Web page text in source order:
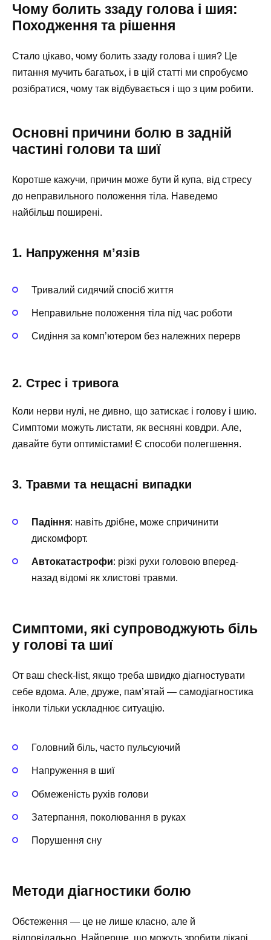
Чому болить ззаду голова і шия:
Походження та рішення
Стало цікаво, чому болить ззаду голова і шия? Це
питання мучить багатьох, і в цій статті ми спробуємо
розібратися, чому так відбувається і що з цим робити.
Основні причини болю в задній
частині голови та шиї
Коротше кажучи, причин може бути й купа, від стресу
до неправильного положення тіла. Наведемо
найбільш поширені.
1. Напруження м’язів
Тривалий сидячий спосіб життя
Неправильне положення тіла під час роботи
Сидіння за комп’ютером без належних перерв
2. Стрес і тривога
Коли нерви нулі, не дивно, що затискає і голову і шию.
Симптоми можуть листати, як весняні ковдри. Але,
давайте бути оптимістами! Є способи полегшення.
3. Травми та нещасні випадки
Падіння: навіть дрібне, може спричинити
дискомфорт.
Автокатастрофи: різкі рухи головою вперед-
назад відомі як хлистові травми.
Симптоми, які супроводжують біль
у голові та шиї
От ваш check-list, якщо треба швидко діагностувати
себе вдома. Але, друже, пам’ятай — самодіагностика
інколи тільки ускладнює ситуацію.
Головний біль, часто пульсуючий
Напруження в шиї
Обмеженість рухів голови
Затерпання, поколювання в руках
Порушення сну
Методи діагностики болю
Обстеження — це не лише класно, але й